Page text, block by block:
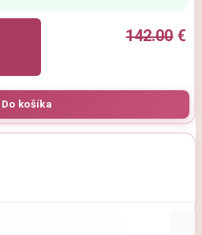
142.00€